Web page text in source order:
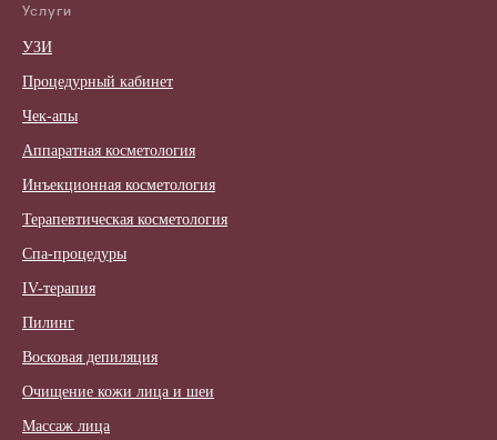
Услуги
УЗИ
Процедурный кабинет
Чек-апы
Аппаратная косметология
Инъекционная косметология
Терапевтическая косметология
Спа-процедуры
IV-терапия
Пилинг
Восковая депиляция
Очищение кожи лица и шеи
Массаж лица